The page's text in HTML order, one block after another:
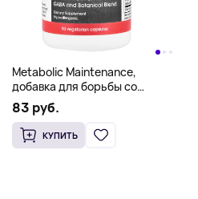
Metabolic Maintenance,
добавка для борьбы со
стрессом,
90 вегетарианских капсул
83 руб.
КУПИТЬ